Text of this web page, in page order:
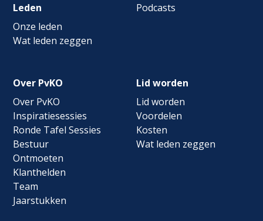
Leden
Onze leden
Wat leden zeggen
Podcasts
Over PvKO
Over PvKO
Inspiratiesessies
Ronde Tafel Sessies
Bestuur
Ontmoeten
Klanthelden
Team
Jaarstukken
Lid worden
Lid worden
Voordelen
Kosten
Wat leden zeggen